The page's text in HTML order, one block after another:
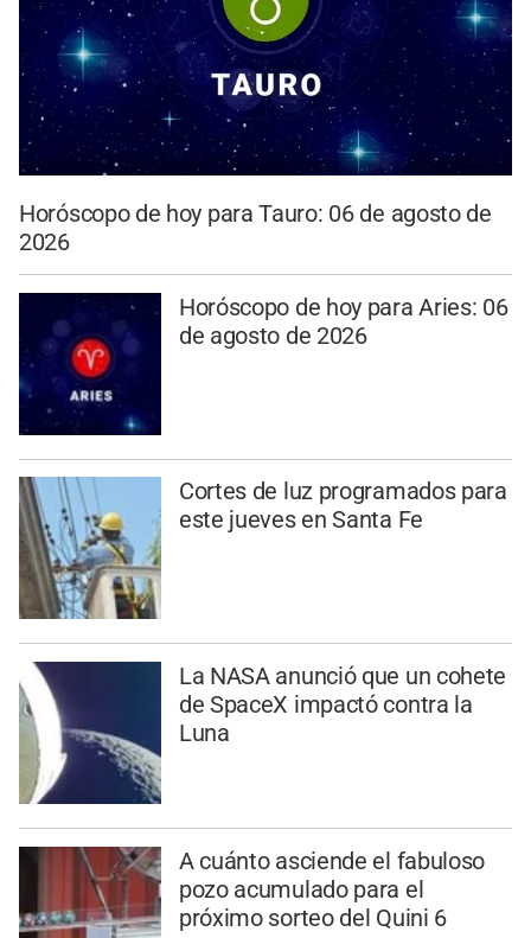
Horóscopo de hoy para Tauro: 06 de agosto de
2026
Horóscopo de hoy para Aries: 06
de agosto de 2026
Cortes de luz programados para
este jueves en Santa Fe
La NASA anunció que un cohete
de SpaceX impactó contra la
Luna
A cuánto asciende el fabuloso
pozo acumulado para el
próximo sorteo del Quini 6